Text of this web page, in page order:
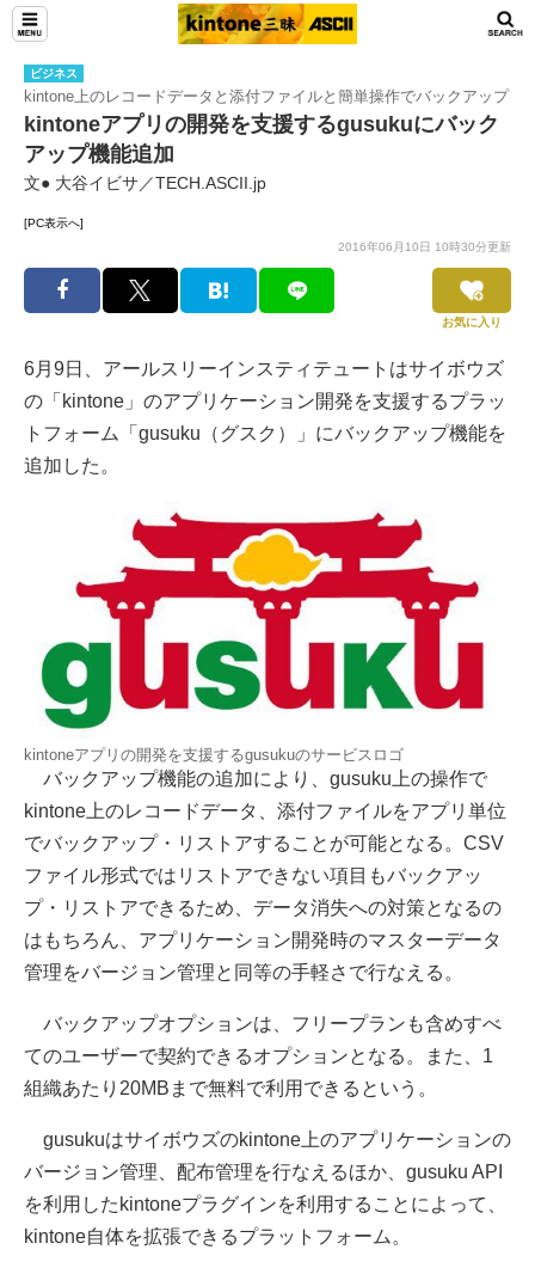
ビジネス
kintone上のレコードデータと添付ファイルと簡単操作でバックアップ
kintoneアプリの開発を支援するgusukuにバック
アップ機能追加
文● 大谷イビサ／TECH.ASCII.jp
[PC表示へ]
2016年06月10日 10時30分更新
お気に入り
6月9日、アールスリーインスティテュートはサイボウズ
の「kintone」のアプリケーション開発を支援するプラッ
トフォーム「gusuku（グスク）」にバックアップ機能を
追加した。
kintoneアプリの開発を支援するgusukuのサービスロゴ
バックアップ機能の追加により、gusuku上の操作で
kintone上のレコードデータ、添付ファイルをアプリ単位
でバックアップ・リストアすることが可能となる。CSV
ファイル形式ではリストアできない項目もバックアッ
プ・リストアできるため、データ消失への対策となるの
はもちろん、アプリケーション開発時のマスターデータ
管理をバージョン管理と同等の手軽さで行なえる。
バックアップオプションは、フリープランも含めすべ
てのユーザーで契約できるオプションとなる。また、1
組織あたり20MBまで無料で利用できるという。
gusukuはサイボウズのkintone上のアプリケーションの
バージョン管理、配布管理を行なえるほか、gusuku API
を利用したkintoneプラグインを利用することによって、
kintone自体を拡張できるプラットフォーム。